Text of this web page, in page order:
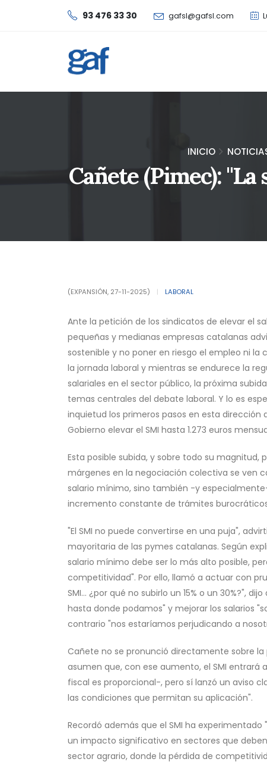
93 476 33 30 gafsl@gafsl.com
INICIO
Cañete (Pimec):
(EXPANSIÓN, 27-11-2025) | LABORAL
Ante la petición de los sindicatos de elevar el
pequeñas y medianas empresas catalanas
sostenible y no poner en riesgo el empleo ni
la jornada laboral y mientras se endurece la
salariales en el sector público, la próxima
temas centrales del debate laboral. Y lo es
inquietud los primeros pasos en esta dirección
Gobierno elevar el SMI hasta 1.273 euros
Esta posible subida, y sobre todo su
márgenes en la negociación colectiva se ven
salario mínimo, sino también -y
incremento constante de trámites
"El SMI no puede convertirse en una puja",
mayoritaria de las pymes catalanas. Según
salario mínimo debe ser lo más alto posible,
competitividad". Por ello, llamó a actuar con
SMI... ¿por qué no subirlo un 15% o un 30%?",
hasta donde podamos" y mejorar los salarios
contrario "nos estaríamos perjudicando a
Cañete no se pronunció directamente sobre
asumen que, con ese aumento, el SMI entrará
fiscal es proporcional-, pero sí lanzó un aviso
las condiciones que permitan su aplicación".
Recordó además que el SMI ha
un impacto significativo en sectores que
sector agrario, donde la pérdida de